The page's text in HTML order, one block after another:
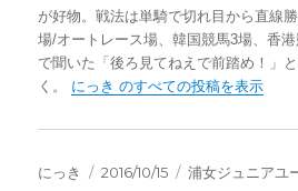
が好物。戦法は単騎で切れ目から直線
場/オートレース場、韓国競馬3場、香
で聞いた「後ろ見てねえで前踏め！」
く。 にっき のすべての投稿を表示
投
にっき
投
2016/10/15
カ
浦女ジュニアユ